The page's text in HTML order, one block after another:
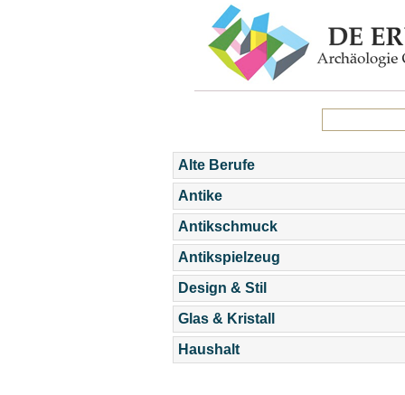
Alte Berufe
Antike
Antikschmuck
Antikspielzeug
Design & Stil
Glas & Kristall
Haushalt